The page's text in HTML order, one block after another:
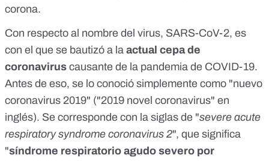
corona.
Con respecto al nombre del virus, SARS-CoV-2, es
con el que se bautizó a la actual cepa de
coronavirus causante de la pandemia de COVID-19.
Antes de eso, se lo conoció simplemente como "nuevo
coronavirus 2019" ("2019 novel coronavirus" en
inglés). Se corresponde con la siglas de "severe acute
respiratory syndrome coronavirus 2", que significa
"síndrome respiratorio agudo severo por